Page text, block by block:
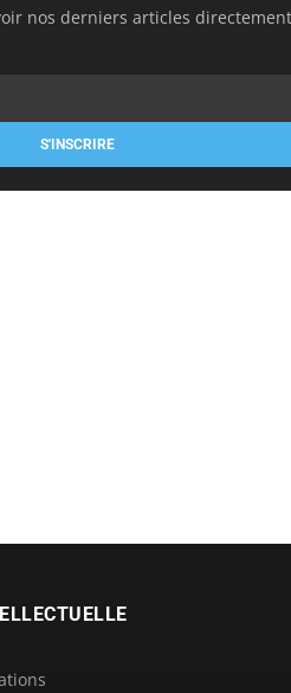
nos derniers articles
S'INSCRIRE